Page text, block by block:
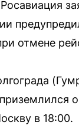
отмене
в 18:00.